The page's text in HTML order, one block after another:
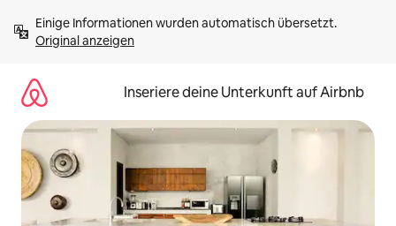
Inhalten
springenOriginal anzeigen
Inseriere deine Unterkunft auf Airbnb